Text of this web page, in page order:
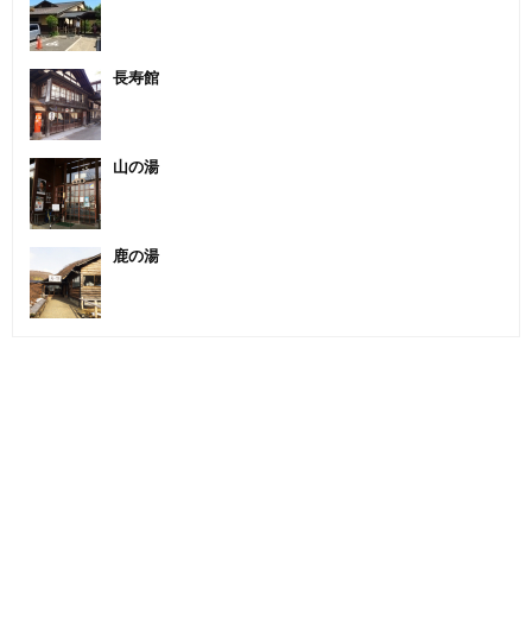
長寿館
山の湯
鹿の湯